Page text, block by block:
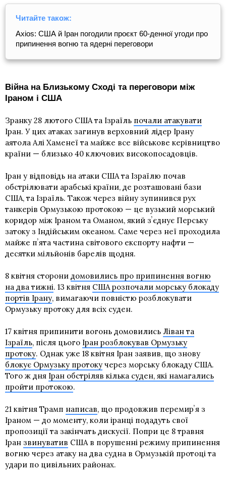
Читайте також:
Axios: США й Іран погодили проєкт 60-денної угоди про
припинення вогню та ядерні переговори
Війна на Близькому Сході та переговори між
Іраном і США
Зранку 28 лютого США та Ізраїль почали атакувати
Іран. У цих атаках загинув верховний лідер Ірану
аятола Алі Хаменеї та майже все військове керівництво
країни — близько 40 ключових високопосадовців.
Іран у відповідь на атаки США та Ізраїлю почав
обстрілювати арабські країни, де розташовані бази
США, та Ізраїль. Також через війну зупинився рух
танкерів Ормузькою протокою — це вузький морський
коридор між Іраном та Оманом, який зʼєднує Перську
затоку з Індійським океаном. Саме через неї проходила
майже пʼята частина світового експорту нафти —
десятки мільйонів барелів щодня.
8 квітня сторони домовились про припинення вогню
на два тижні. 13 квітня США розпочали морську блокаду
портів Ірану, вимагаючи повністю розблокувати
Ормузьку протоку для всіх суден.
17 квітня припинити вогонь домовились Ліван та
Ізраїль, після цього Іран розблокував Ормузьку
протоку. Однак уже 18 квітня Іран заявив, що знову
блокує Ормузьку протоку через морську блокаду США.
Того ж дня Іран обстріляв кілька суден, які намагались
пройти протокою.
21 квітня Трамп написав, що продовжив перемирʼя з
Іраном — до моменту, коли іранці подадуть свої
пропозиції та закінчать дискусії. Попри це 8 травня
Іран звинуватив США в порушенні режиму припинення
вогню через атаку на два судна в Ормузькій протоці та
удари по цивільних районах.